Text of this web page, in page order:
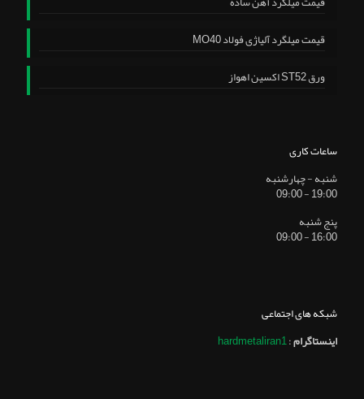
قیمت میلگرد آلیاژی فولاد MO40
ورق ST52 اکسین اهواز
ساعات کاری
شنبه - چهارشنبه
19:00 - 09:00
پنج شنبه
16:00 - 09:00
شبکه های اجتماعی
اینستاگرام:
hardmetaliran1